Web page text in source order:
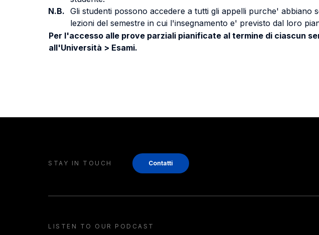
N.B. Gli studenti possono accedere a tutti gli appelli purche'
lezioni del semestre in cui l'insegnamento e' previsto dal loro
Per l'accesso alle prove parziali pianificate al termine di ciascun
all'Università > Esami.
STAY IN TOUCH Contatti
LISTEN TO OUR PODCAST